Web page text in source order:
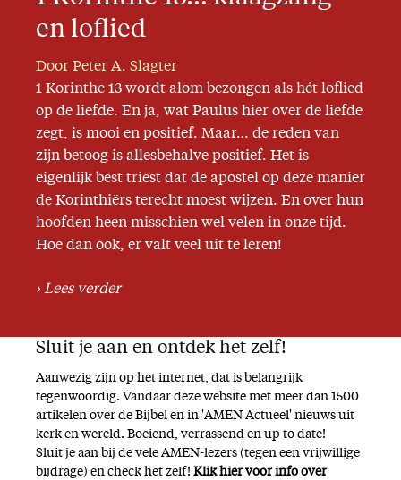
Missie
Service
Adreswijziging
Nabestellen
Vragen en opmerkingen
En verder
en loflied
Door Peter A. Slagter
1 Korinthe 13 wordt alom bezongen als hét loflied
op de liefde. En ja, wat Paulus hier over de liefde
zegt, is mooi en positief. Maar… de reden van
zijn betoog is allesbehalve positief. Het is
eigenlijk best triest dat de apostel op deze manier
de Korinthiërs terecht moest wijzen. En over hun
hoofden heen misschien wel velen in onze tijd.
Hoe dan ook, er valt veel uit te leren!
Lees verder
Sluit je aan en ontdek het zelf!
Aanwezig zijn op het internet, dat is belangrijk
tegenwoordig. Vandaar deze website met meer dan 1500
artikelen over de Bijbel en in 'AMEN Actueel' nieuws uit
kerk en wereld. Boeiend, verrassend en up to date!
Sluit je aan bij de vele AMEN-lezers (tegen een vrijwillige
bijdrage) en check het zelf! Klik hier voorinfo over